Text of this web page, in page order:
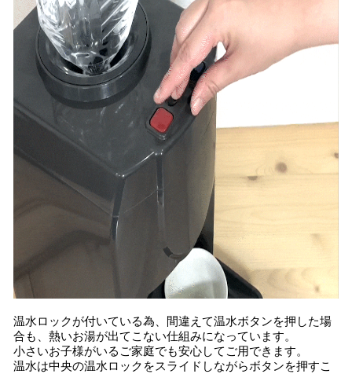
温水ロックが付いている為、間違えて温水ボタンを押した場
合も、熱いお湯が出てこない仕組みになっています。
小さいお子様がいるご家庭でも安心してご用できます。
温水は中央の温水ロックをスライドしながらボタンを押すこ